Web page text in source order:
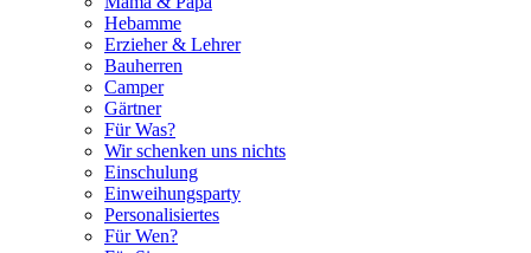
Hebamme
Erzieher & Lehrer
Bauherren
Camper
Gärtner
Für Was?
Wir schenken uns nichts
Einschulung
Einweihungsparty
Personalisiertes
Für Wen?